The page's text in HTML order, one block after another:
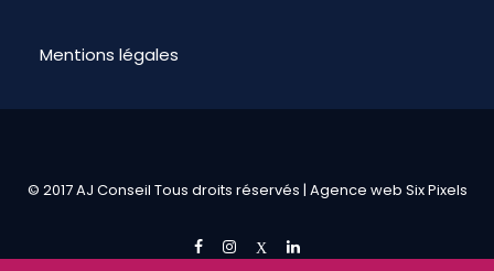
Mentions légales
© 2017 AJ Conseil Tous droits réservés | Agence web Six Pixels